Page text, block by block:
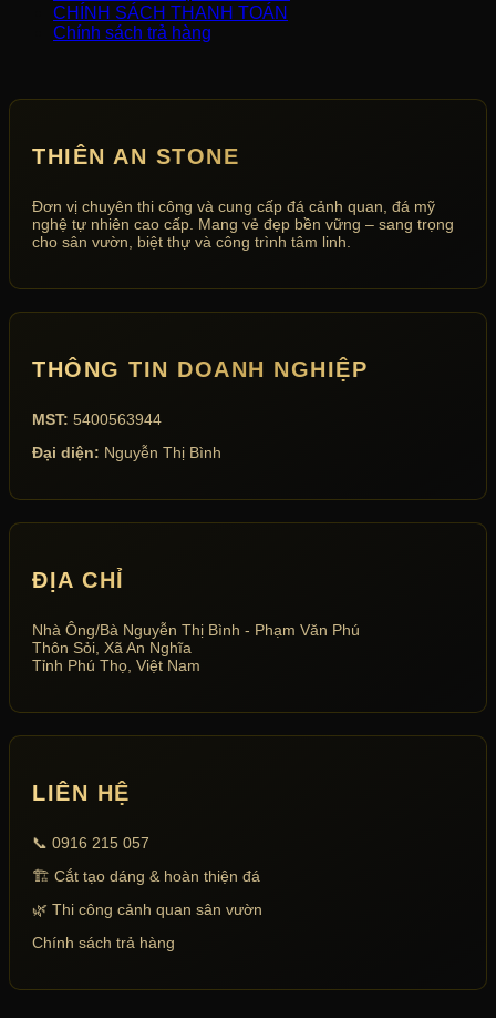
CHÍNH SÁCH THANH TOÁN
Chính sách trả hàng
THIÊN AN STONE
Đơn vị chuyên thi công và cung cấp đá cảnh quan, đá mỹ
nghệ tự nhiên cao cấp. Mang vẻ đẹp bền vững – sang trọng
cho sân vườn, biệt thự và công trình tâm linh.
THÔNG TIN DOANH NGHIỆP
MST: 5400563944
Đại diện: Nguyễn Thị Bình
ĐỊA CHỈ
Nhà Ông/Bà Nguyễn Thị Bình - Phạm Văn Phú
Thôn Sỏi, Xã An Nghĩa
Tỉnh Phú Thọ, Việt Nam
LIÊN HỆ
📞 0916 215 057
🏗 Cắt tạo dáng & hoàn thiện đá
🌿 Thi công cảnh quan sân vườn
Chính sách trả hàng